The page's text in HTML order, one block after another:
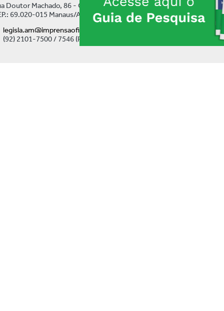
Doutor Machado, 86 - Centro
69.020-015 Manaus/AM
legisla.am@imprensaoficial.am.gov.br
(92) 2101-7500 / 7546 (Ramal)